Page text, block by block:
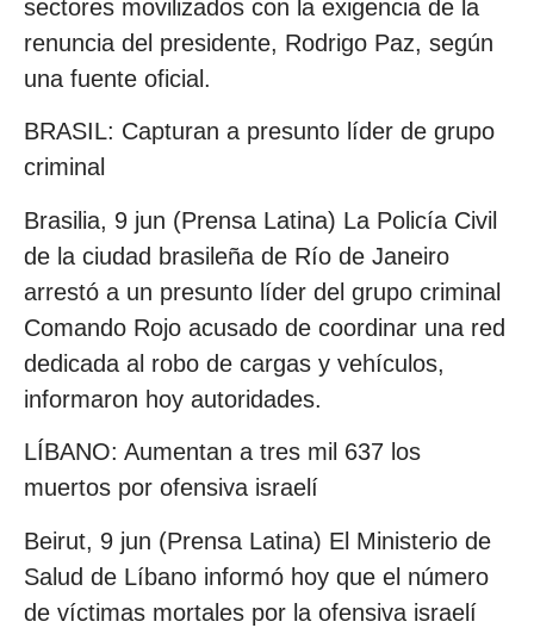
sectores movilizados con la exigencia de la
renuncia del presidente, Rodrigo Paz, según
una fuente oficial.
BRASIL: Capturan a presunto líder de grupo
criminal
Brasilia, 9 jun (Prensa Latina) La Policía Civil
de la ciudad brasileña de Río de Janeiro
arrestó a un presunto líder del grupo criminal
Comando Rojo acusado de coordinar una red
dedicada al robo de cargas y vehículos,
informaron hoy autoridades.
LÍBANO: Aumentan a tres mil 637 los
muertos por ofensiva israelí
Beirut, 9 jun (Prensa Latina) El Ministerio de
Salud de Líbano informó hoy que el número
de víctimas mortales por la ofensiva israelí